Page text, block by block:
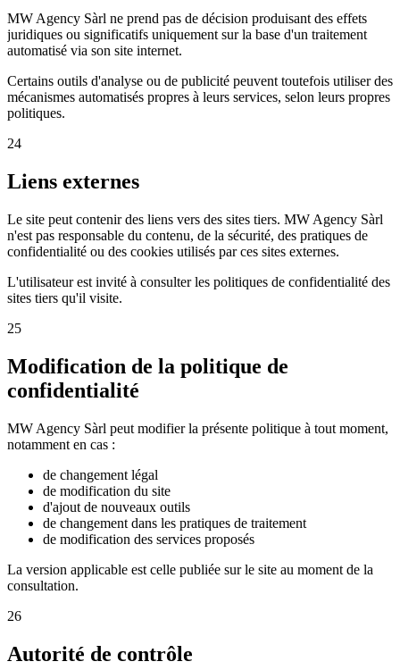
MW Agency Sàrl ne prend pas de décision produisant des effets
juridiques ou significatifs uniquement sur la base d'un traitement
automatisé via son site internet.
Certains outils d'analyse ou de publicité peuvent toutefois utiliser des
mécanismes automatisés propres à leurs services, selon leurs propres
politiques.
24
Liens externes
Le site peut contenir des liens vers des sites tiers. MW Agency Sàrl
n'est pas responsable du contenu, de la sécurité, des pratiques de
confidentialité ou des cookies utilisés par ces sites externes.
L'utilisateur est invité à consulter les politiques de confidentialité des
sites tiers qu'il visite.
25
Modification de la politique de
confidentialité
MW Agency Sàrl peut modifier la présente politique à tout moment,
notamment en cas :
de changement légal
de modification du site
d'ajout de nouveaux outils
de changement dans les pratiques de traitement
de modification des services proposés
La version applicable est celle publiée sur le site au moment de la
consultation.
26
Autorité de contrôle